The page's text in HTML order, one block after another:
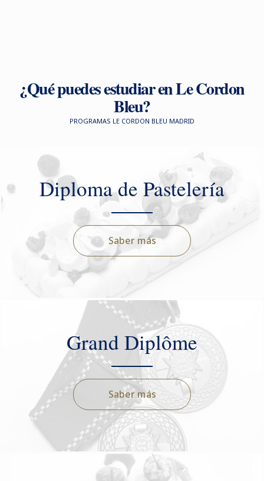
¿Qué puedes estudiar en Le Cordon
Bleu?
PROGRAMAS LE CORDON BLEU MADRID
Diploma de Pastelería
Saber más
Grand Diplôme
Saber más